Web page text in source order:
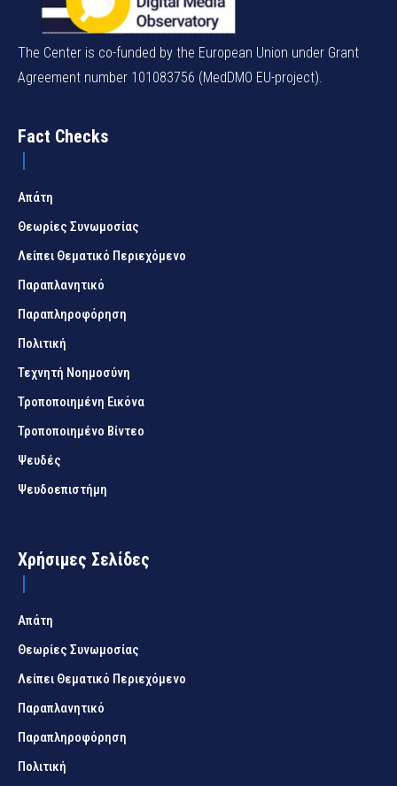
The Center is co-funded by the European Union under Grant
Agreement number 101083756 (MedDMO EU-project).
Fact Checks
Απάτη
Θεωρίες Συνωμοσίας
Λείπει Θεματικό Περιεχόμενο
Παραπλανητικό
Παραπληροφόρηση
Πολιτική
Τεχνητή Νοημοσύνη
Τροποποιημένη Εικόνα
Τροποποιημένο Βίντεο
Ψευδές
Ψευδοεπιστήμη
Χρήσιμες Σελίδες
Απάτη
Θεωρίες Συνωμοσίας
Λείπει Θεματικό Περιεχόμενο
Παραπλανητικό
Παραπληροφόρηση
Πολιτική